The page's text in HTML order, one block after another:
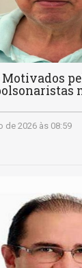
Motivados
de 2026 às 08:59